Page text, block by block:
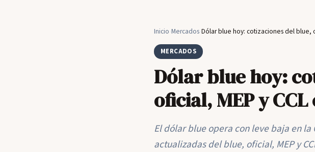
Inicio Mercados Dólar blue hoy: cotizaciones del blue,
MERCADOS
Dólar blue hoy:
oficial, MEP y
El dólar blue opera con leve baja en
actualizadas del blue, oficial, MEP y